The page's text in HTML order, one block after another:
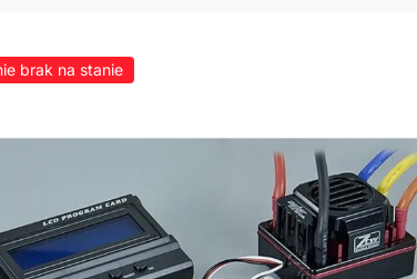
brak na stanie